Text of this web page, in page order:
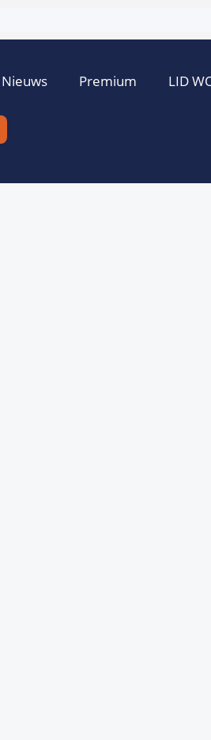
Nieuws Premium LID